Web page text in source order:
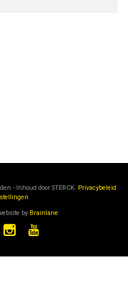
- Inhoud door STERCK. Privacybeleid
by Brainlane